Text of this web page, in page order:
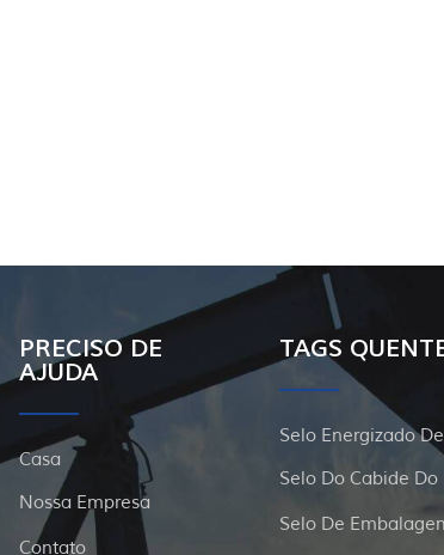
PRECISO DE
AJUDA
Casa
Nossa Empresa
Contato
TAGS
Selo Energizado